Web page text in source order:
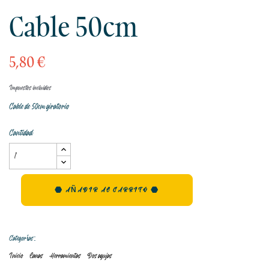
Cable 50cm
5,80 €
Impuestos incluidos
Cable de 50cm giratorio
Cantidad
AÑADIR AL CARRITO
Categorías:
Inicio Lanas Herramientas Dos agujas